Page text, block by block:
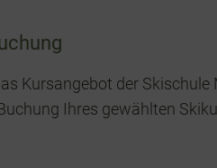
Kursangebot der
Ihres gewählten